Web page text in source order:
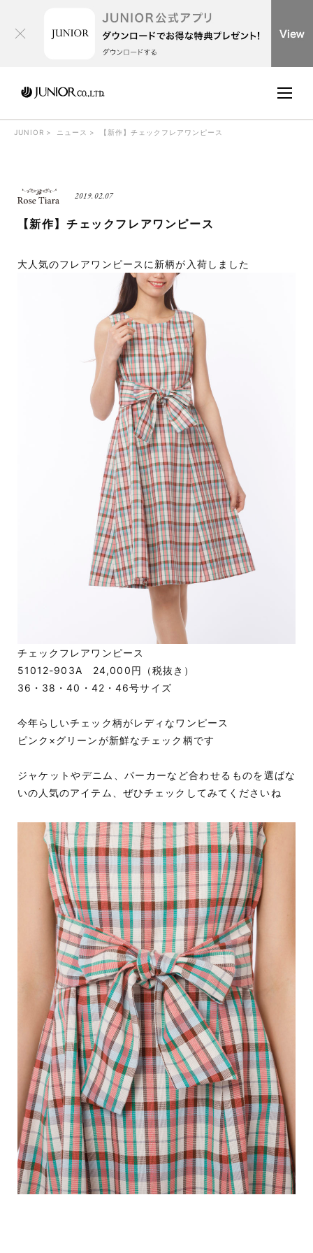
JUNIOR ニュース 【新作】チェックフレアワンピース
2019.02.07
【新作】チェックフレアワンピース
大人気のフレアワンピースに新柄が入荷しました
チェックフレアワンピース
51012-903A 24,000円（税抜き）
36・38・40・42・46号サイズ
今年らしいチェック柄がレディなワンピース
ピンク×グリーンが新鮮なチェック柄です
ジャケットやデニム、パーカーなど合わせるものを選ばな
いの人気のアイテム、ぜひチェックしてみてくださいね